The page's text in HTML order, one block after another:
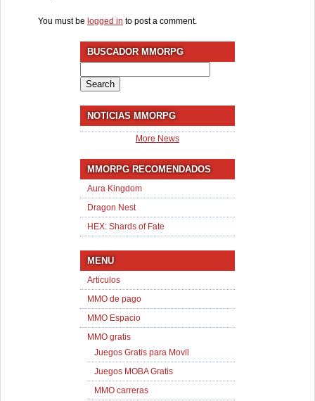
You must be logged in to post a comment.
BUSCADOR MMORPG
for:
NOTICIAS MMORPG
More News
MMORPG RECOMENDADOS
Aura Kingdom
Dragon Nest
HEX: Shards of Fate
MENU
Articulos
MMO de pago
MMO Espacio
MMO gratis
Juegos Gratis para Movil
Juegos MOBA Gratis
MMO carreras